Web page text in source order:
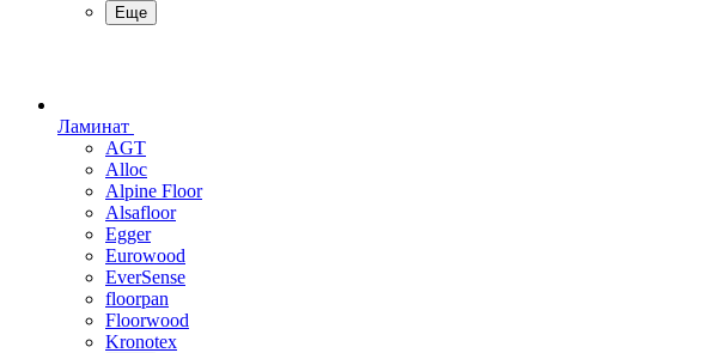
Еще
Ламинат
AGT
Alloc
Alpine Floor
Alsafloor
Egger
Eurowood
EverSense
floorpan
Floorwood
Kronotex